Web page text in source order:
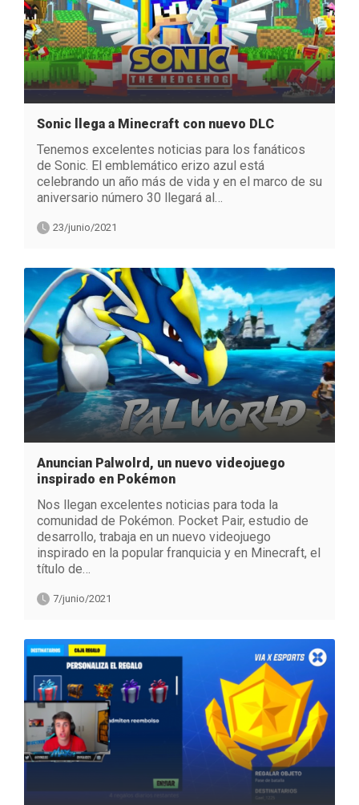
Sonic llega a Minecraft con nuevo DLC
Tenemos excelentes noticias para los fanáticos
de Sonic. El emblemático erizo azul está
celebrando un año más de vida y en el marco de su
aniversario número 30 llegará al…
23/junio/2021
Anuncian Palwolrd, un nuevo videojuego
inspirado en Pokémon
Nos llegan excelentes noticias para toda la
comunidad de Pokémon. Pocket Pair, estudio de
desarrollo, trabaja en un nuevo videojuego
inspirado en la popular franquicia y en Minecraft, el
título de…
7/junio/2021